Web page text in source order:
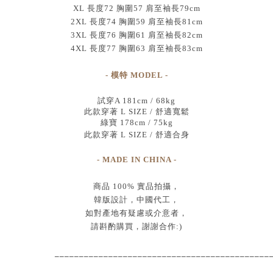
XL 長度72 胸圍57 肩至袖長79cm
2XL 長度74 胸圍59 肩至袖長81cm
3XL 長度76 胸圍61 肩至袖長82cm
4XL 長度77 胸圍63 肩至袖長83cm
- 模特 MODEL -
試穿A 181cm / 68kg
此款穿著 L SIZE / 舒適寬鬆
綠寶 178cm / 75kg
此款穿著 L SIZE / 舒適合身
- MADE IN CHINA -
商品 100% 實品拍攝 ，
韓版設計，中國代工 ，
如對產地有疑慮或介意者，
請斟酌購買， 謝謝合作:)